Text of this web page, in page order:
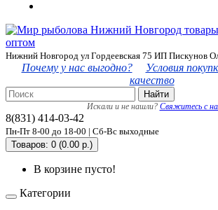
Нижний Новгород ул Гордеевская 75 ИП Пискунов
Почему у нас выгодно? Условия
качество
Найти
Искали и не нашли? Свяжитесь с
8(831) 414-03-42
Пн-Пт 8-00 до 18-00 | Сб-Вс выходные
Товаров: 0 (0.00 р.)
В корзине пусто!
Категории